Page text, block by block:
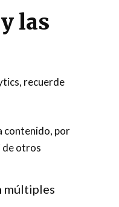
las
recuerde
contenido, por
de otros
múltiples